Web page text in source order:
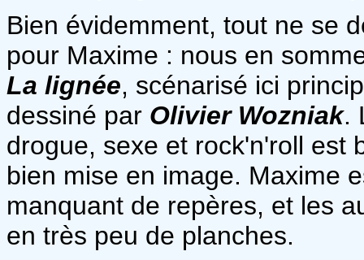
Bien évidemment, tout ne se
pour Maxime : nous en
La lignée, scénarisé ici
dessiné par Olivier Wozniak.
drogue, sexe et rock'n'roll est
bien mise en image. Maxime
manquant de repères, et les
en très peu de planches.